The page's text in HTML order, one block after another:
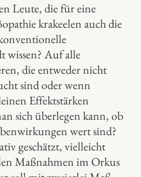
Leute, die für eine
krakeelen auch die
wissen? Auf alle
die entweder nicht
sind oder wenn
Effektstärken
sich überlegen kann, ob
wert sind?
geschätzt, vielleicht
Maßnahmen im Orkus